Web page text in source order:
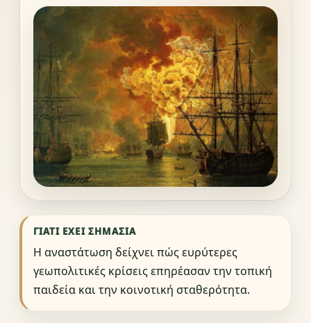
ΓΙΑΤΊ ΈΧΕΙ ΣΗΜΑΣΊΑ
Η αναστάτωση δείχνει πώς ευρύτερες
γεωπολιτικές κρίσεις επηρέασαν την τοπική
παιδεία και την κοινοτική σταθερότητα.